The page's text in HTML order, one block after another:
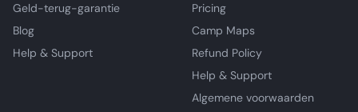
Geld-terug-garantie
Blog
Help & Support
Pricing
Camp Maps
Refund Policy
Help & Support
Algemene voorwaarden